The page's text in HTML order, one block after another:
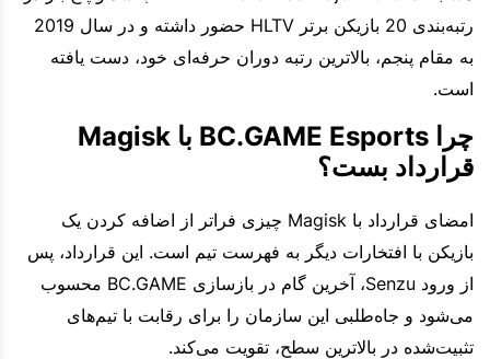
رتبه‌بندی 20 بازیکن برتر HLTV حضور داشته و در سال 2019
به مقام پنجم، بالاترین رتبه دوران حرفه‌ای خود، دست یافته
است.
چرا BC.GAME Esports با Magisk
قرارداد بست؟
امضای قرارداد با Magisk چیزی فراتر از اضافه کردن یک
بازیکن با افتخارات دیگر به فهرست تیم است. این قرارداد، پس
از ورود Senzu، آخرین گام در بازسازی BC.GAME محسوب
می‌شود و جاه‌طلبی این سازمان را برای رقابت با تیم‌های
تثبیت‌شده در بالاترین سطح، تقویت می‌کند.